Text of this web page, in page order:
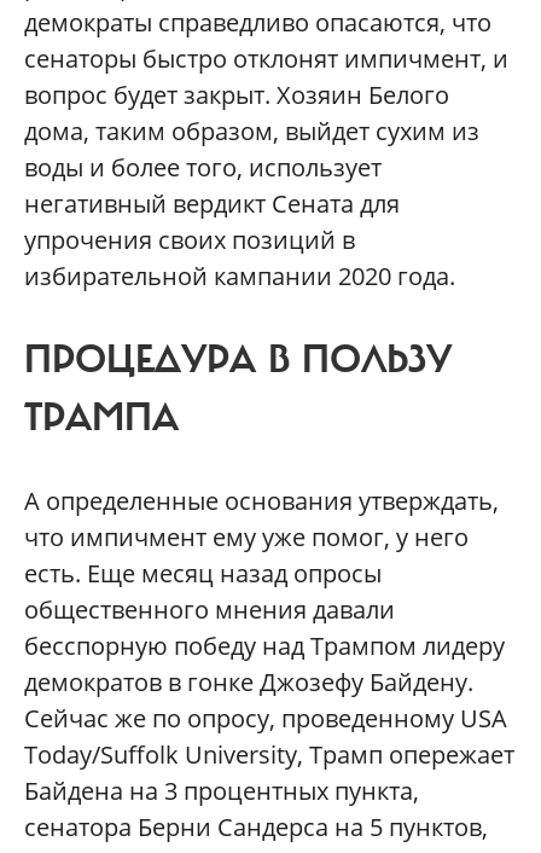
демократы справедливо опасаются, что
сенаторы быстро отклонят импичмент, и
вопрос будет закрыт. Хозяин Белого
дома, таким образом, выйдет сухим из
воды и более того, использует
негативный вердикт Сената для
упрочения своих позиций в
избирательной кампании 2020 года.
ПРОЦЕДУРА В ПОЛЬЗУ
ТРАМПА
А определенные основания утверждать,
что импичмент ему уже помог, у него
есть. Еще месяц назад опросы
общественного мнения давали
бесспорную победу над Трампом лидеру
демократов в гонке Джозефу Байдену.
Сейчас же по опросу, проведенному USA
Today/Suffolk University, Трамп опережает
Байдена на 3 процентных пункта,
сенатора Берни Сандерса на 5 пунктов,